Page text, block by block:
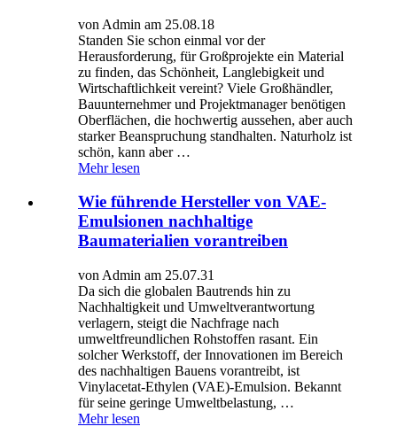
von Admin am 25.08.18
Standen Sie schon einmal vor der
Herausforderung, für Großprojekte ein Material
zu finden, das Schönheit, Langlebigkeit und
Wirtschaftlichkeit vereint? Viele Großhändler,
Bauunternehmer und Projektmanager benötigen
Oberflächen, die hochwertig aussehen, aber auch
starker Beanspruchung standhalten. Naturholz ist
schön, kann aber …
Mehr lesen
Wie führende Hersteller von VAE-
Emulsionen nachhaltige
Baumaterialien vorantreiben
von Admin am 25.07.31
Da sich die globalen Bautrends hin zu
Nachhaltigkeit und Umweltverantwortung
verlagern, steigt die Nachfrage nach
umweltfreundlichen Rohstoffen rasant. Ein
solcher Werkstoff, der Innovationen im Bereich
des nachhaltigen Bauens vorantreibt, ist
Vinylacetat-Ethylen (VAE)-Emulsion. Bekannt
für seine geringe Umweltbelastung, …
Mehr lesen